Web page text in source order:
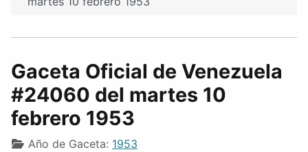
Gaceta Oficial de Venezuela
#24060 del martes 10
febrero 1953
Año de Gaceta: 1953